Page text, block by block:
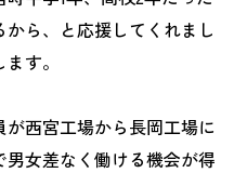
ら、と応援してくれまし
す。
西宮工場から長岡工場に
女差なく働ける機会が得